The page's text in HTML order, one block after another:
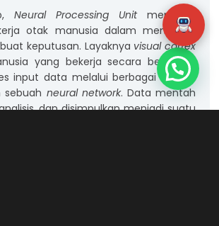
Neural Processing Unitmencoba
otak manusia dalam mengenali
keputusan. Layaknya visual cortex
yang bekerja secara bertahap,
input data melalui berbagai lapisan
neural network. Data mentah
dan disimpulkan menjadi suatu